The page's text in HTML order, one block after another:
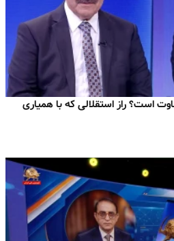
است؟ راز استقلالی که با همیاری